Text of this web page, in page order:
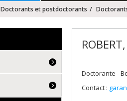
Doctorants et postdoctorants
Doctorante -
Contact :